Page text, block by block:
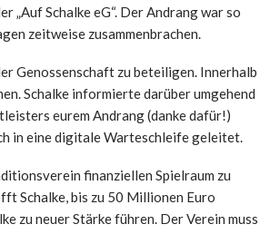
„Auf Schalke eG“. Der Andrang war so
zeitweise zusammenbrachen.
Genossenschaft zu beteiligen. Innerhalb
Schalke informierte darüber umgehend
eurem Andrang (danke dafür!)
in eine digitale Warteschleife geleitet.
finanziellen Spielraum zu
Schalke, bis zu 50 Millionen Euro
zu neuer Stärke führen. Der Verein muss